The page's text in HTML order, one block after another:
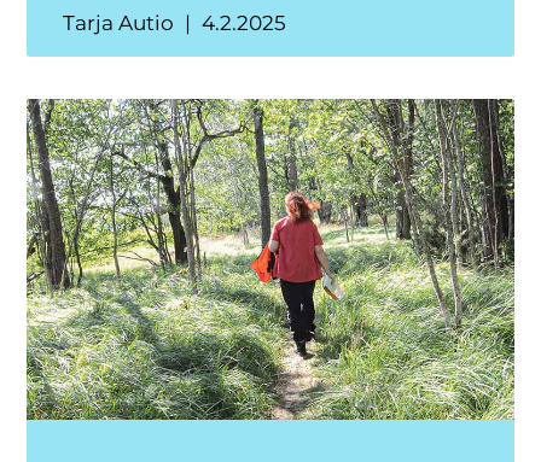
Tarja Autio 4.2.2025